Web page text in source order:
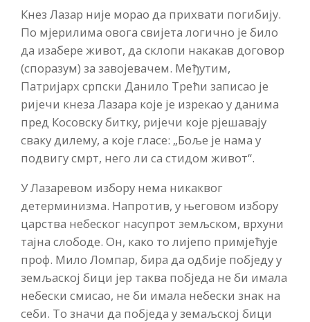
Кнез Лазар није морао да прихвати погибију.
По мјерилима овога свијета логично је било
да изабере живот, да склопи накакав договор
(споразум) за завојевачем. Међутим,
Патријарх српски Данило Трећи записао је
ријечи кнеза Лазара које је изрекао у данима
пред Косовску битку, ријечи које рјешавају
сваку дилему, а које гласе: „Боље је нама у
подвигу смрт, него ли са стидом живот“.
У Лазаревом избору нема никаквог
детерминизма. Напротив, у његовом избору
царства небеског насупрот земљском, врхуни
тајна слободе. Он, како то лијепо примјећује
проф. Мило Ломпар, бира да одбије побједу у
земљаској бици јер таква побједа не би имала
небески смисао, не би имала небески знак на
себи. То значи да побједа у земаљској бици